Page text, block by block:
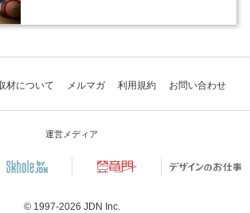
材について メルマガ 利用規約 お問い合わせ
運営メディア
© 1997-2026 JDN Inc.